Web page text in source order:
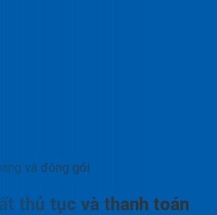
và đóng gói
thủ tục và thanh toán